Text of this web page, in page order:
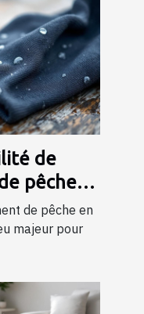
de
pêche
de pêche en
majeur pour